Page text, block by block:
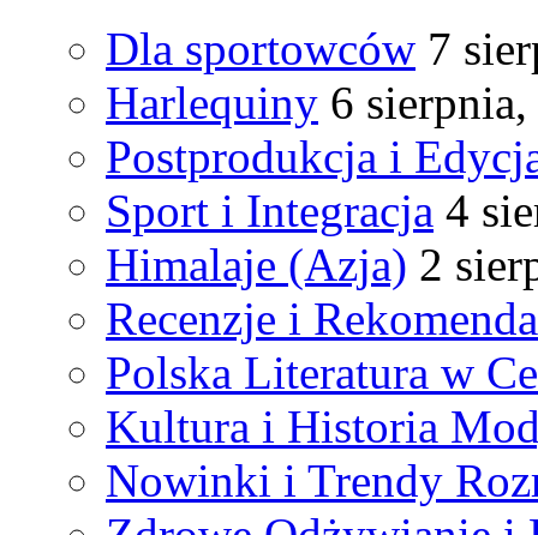
Dla sportowców 7
Harlequiny 6
Postprodukcja i
Sport i Integracja 4
Himalaje (Azja) 2
Recenzje i
Polska Literatura w
Kultura i Historia
Nowinki i Trendy